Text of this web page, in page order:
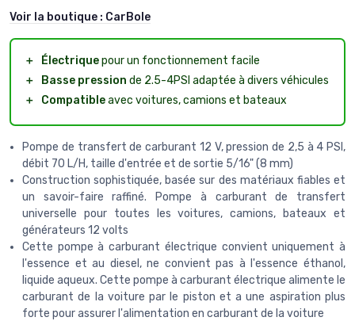
Voir la boutique : CarBole
＋ Électriquepour un fonctionnement facile
＋
Basse pression de 2.5-4PSI adaptée à divers véhicules
＋
Compatibleavec voitures, camions et bateaux
Pompe de transfert de carburant 12 V, pression de 2,5 à 4 PSI,
débit 70 L/H, taille d'entrée et de sortie 5/16" (8 mm)
Construction sophistiquée, basée sur des matériaux fiables et
un savoir-faire raffiné. Pompe à carburant de transfert
universelle pour toutes les voitures, camions, bateaux et
générateurs 12 volts
Cette pompe à carburant électrique convient uniquement à
l'essence et au diesel, ne convient pas à l'essence éthanol,
liquide aqueux. Cette pompe à carburant électrique alimente le
carburant de la voiture par le piston et a une aspiration plus
forte pour assurer l'alimentation en carburant de la voiture